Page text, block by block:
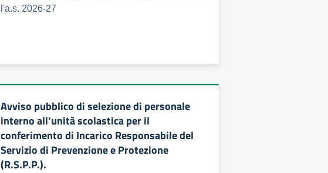
l'a.s. 2026-27
Avviso pubblico di selezione di personale
interno all’unità scolastica per il
conferimento di Incarico Responsabile del
Servizio di Prevenzione e Protezione
(R.S.P.P.).